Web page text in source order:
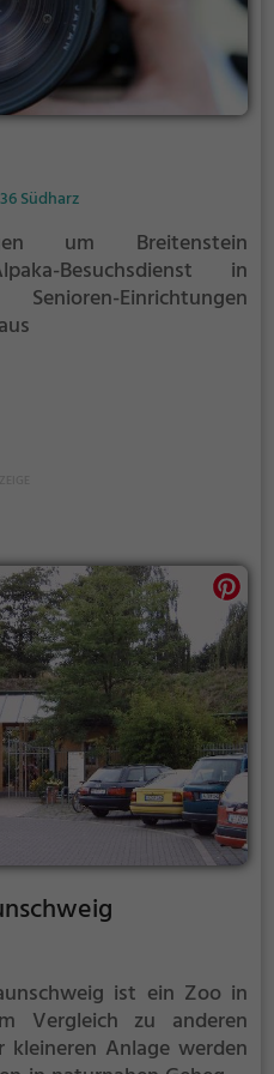
Südharz
um Breitenstein
Besuchsdienst in
Einrichtungen
ist ein Zoo in
Vergleich zu anderen
kleineren Anlage werden